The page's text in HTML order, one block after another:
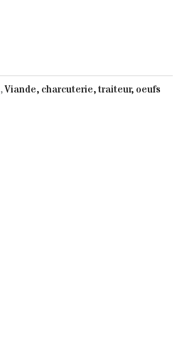
,Viande, charcuterie, traiteur, oeufs